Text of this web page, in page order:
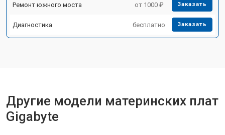
Ремонт южного моста от 1000 ₽ Заказать
Диагностика бесплатно Заказать
Другие модели материнских плат
Gigabyte